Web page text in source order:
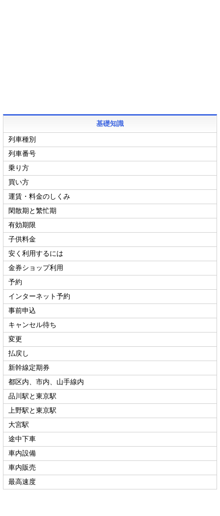
基礎知識
列車種別
列車番号
乗り方
買い方
運賃・料金のしくみ
閑散期と繁忙期
有効期限
子供料金
安く利用するには
金券ショップ利用
予約
インターネット予約
事前申込
キャンセル待ち
変更
払戻し
新幹線定期券
都区内、市内、山手線内
品川駅と東京駅
上野駅と東京駅
大宮駅
途中下車
車内設備
車内販売
最高速度